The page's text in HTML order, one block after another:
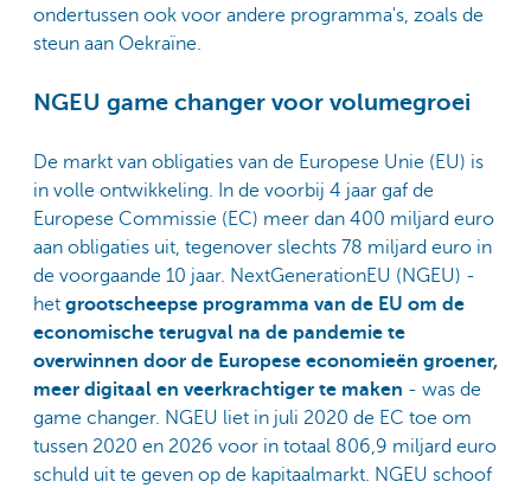
ondertussen ook voor andere programma's, zoals de
steun aan Oekraïne.
NGEU game changer voor volumegroei
De markt van obligaties van de Europese Unie (EU) is
in volle ontwikkeling. In de voorbij 4 jaar gaf de
Europese Commissie (EC) meer dan 400 miljard euro
aan obligaties uit, tegenover slechts 78 miljard euro in
de voorgaande 10 jaar. NextGenerationEU (NGEU) -
het grootscheepse programma van de EU om de
economische terugval na de pandemie te
overwinnen door de Europese economieën groener,
meer digitaal en veerkrachtiger te maken - was de
game changer. NGEU liet in juli 2020 de EC toe om
tussen 2020 en 2026 voor in totaal 806,9 miljard euro
schuld uit te geven op de kapitaalmarkt. NGEU schoof